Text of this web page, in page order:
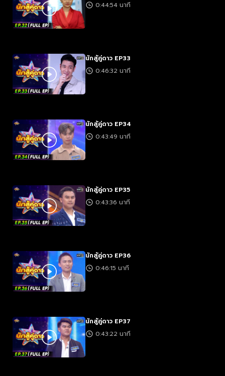
0:44:54 นาที
นักสู้คู่ดาว EP33
0:46:32 นาที
นักสู้คู่ดาว EP34
0:43:49 นาที
นักสู้คู่ดาว EP35
0:43:36 นาที
นักสู้คู่ดาว EP36
0:46:15 นาที
นักสู้คู่ดาว EP37
0:43:22 นาที